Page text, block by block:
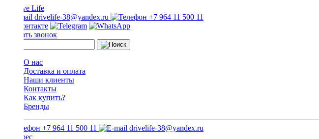
drivelife-38@yandex.ru +7 964 11 500 11
Заказать звонок
О нас
Доставка и оплата
Наши клиенты
Контакты
Как купить?
Бренды
+7 964 11 500 11 drivelife-38@yandex.ru